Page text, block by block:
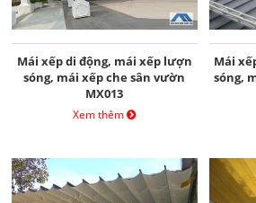
Mái xếp di động, mái xếp lượn
sóng, mái xếp che sân vườn
MX013
Xem thêm
Mái
sóng,